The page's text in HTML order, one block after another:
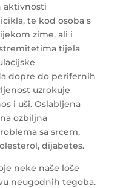
aktivnosti
te kod osoba s
zime, ali i
tijela
dopre do perifernih
uzrokuje
i uši. Oslabljena
ozbiljna
sa srcem,
dijabetes.
neke naše loše
neugodnih tegoba.